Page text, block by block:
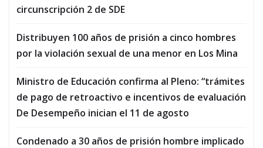
circunscripción 2 de SDE
Distribuyen 100 años de prisión a cinco hombres
por la violación sexual de una menor en Los Mina
Ministro de Educación confirma al Pleno: “trámites
de pago de retroactivo e incentivos de evaluación
De Desempeño inician el 11 de agosto
Condenado a 30 años de prisión hombre implicado